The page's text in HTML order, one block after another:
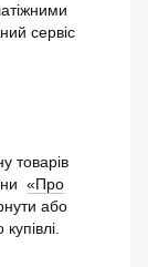
сервіс
товарів
«Про
або